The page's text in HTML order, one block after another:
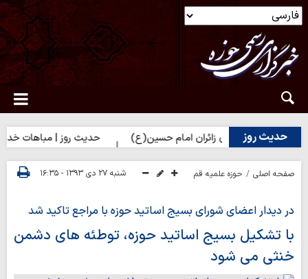
حدیث روز
برای زائران امام حسین(ع) حدیث روز | مباهات خداوند به
صفحه اصلی حوزه علمیه قم شنبه ۲۷ دی ۱۳۹۳ - ۱۶:۳۵
در دیدار اعضای شورای بسیج اساتید حوزه با مراجع تاکید شد
با تشکیل بسیج اساتید حوزه، توطئه های دشمن
خنثی می شود